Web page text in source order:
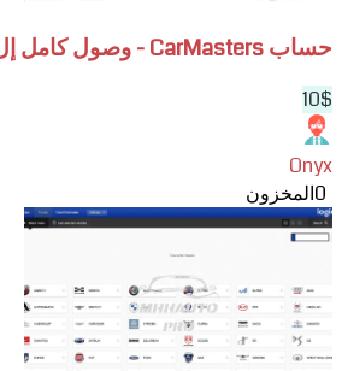
حساب CarMasters - وصول كامل إل...
10$
Onyx
0المخزون
View
HaynesPro
سيارات
اشتراك